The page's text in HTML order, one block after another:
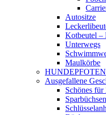
Autositze
Kotbeutel –
Unterwegs
Maulkörbe
Ausgefallene
Schönes für
Sparbüchsen